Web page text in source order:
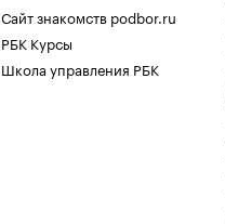
Сайт знакомств podbor.ru
РБК Курсы
Школа управления РБК